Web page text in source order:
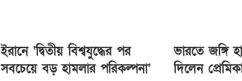
ইরানে ‘দ্বিতীয় বিশ্বযুদ্ধের পর
সবচেয়ে বড় হামলার পরিকল্পনা’
ভারতে জঙ্গি
দিলেন